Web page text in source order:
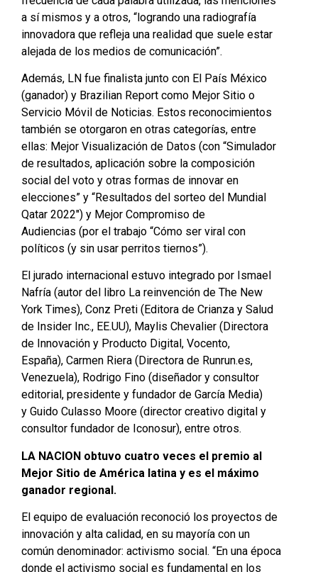
a sí mismos y a otros, “logrando una radiografía
innovadora que refleja una realidad que suele estar
alejada de los medios de comunicación”.
Además, LN fue finalista junto con El País México
(ganador) y Brazilian Report como Mejor Sitio o
Servicio Móvil de Noticias. Estos reconocimientos
también se otorgaron en otras categorías, entre
ellas: Mejor Visualización de Datos (con “Simulador
de resultados, aplicación sobre la composición
social del voto y otras formas de innovar en
elecciones” y “Resultados del sorteo del Mundial
Qatar 2022″) y Mejor Compromiso de
Audiencias (por el trabajo “Cómo ser viral con
políticos (y sin usar perritos tiernos”).
El jurado internacional estuvo integrado por Ismael
Nafría (autor del libro La reinvención de The New
York Times), Conz Preti (Editora de Crianza y Salud
de Insider Inc., EE.UU), Maylis Chevalier (Directora
de Innovación y Producto Digital, Vocento,
España), Carmen Riera (Directora de Runrun.es,
Venezuela), Rodrigo Fino (diseñador y consultor
editorial, presidente y fundador de García Media)
y Guido Culasso Moore (director creativo digital y
consultor fundador de Iconosur), entre otros.
LA NACION obtuvo cuatro veces el premio al
Mejor Sitio de América latina y es el máximo
ganador regional.
El equipo de evaluación reconoció los proyectos de
innovación y alta calidad, en su mayoría con un
común denominador: activismo social. “En una época
donde el activismo social es fundamental en los